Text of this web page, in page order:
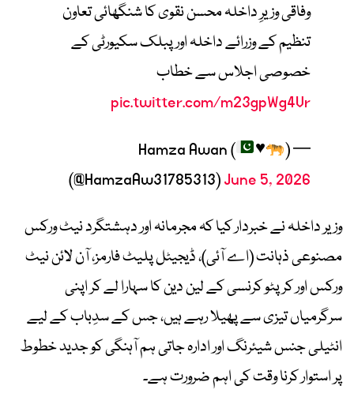
وفاقی وزیرِ داخلہ محسن نقوی کا شنگھائی تعاون
تنظیم کے وزرائے داخلہ اور پبلک سکیورٹی کے
خصوصی اجلاس سے خطاب
pic.twitter.com/m23gpWg4Vr
— Hamza Awan (
♥️
)
(@HamzaAw31785313)June 5, 2026
وزیر داخلہ نے خبردار کیا کہ مجرمانہ اور دہشتگرد نیٹ ورکس
مصنوعی ذہانت (اے آئی)، ڈیجیٹل پلیٹ فارمز، آن لائن نیٹ
ورکس اور کرپٹو کرنسی کے لین دین کا سہارا لے کر اپنی
سرگرمیاں تیزی سے پھیلا رہے ہیں، جس کے سدِباب کے لیے
انٹیلی جنس شیئرنگ اور ادارہ جاتی ہم آہنگی کو جدید خطوط
پر استوار کرنا وقت کی اہم ضرورت ہے۔